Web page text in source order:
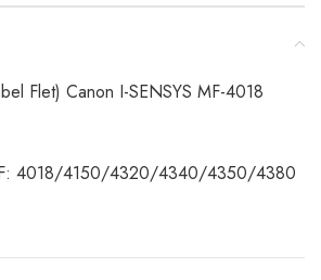
Flet) Canon I-SENSYS MF-4018
4018/4150/4320/4340/4350/4380